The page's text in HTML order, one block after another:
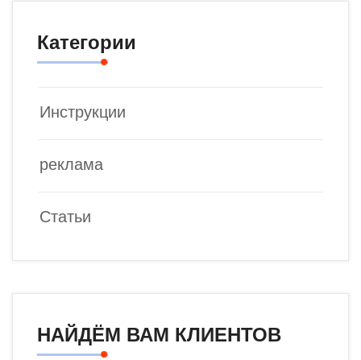
Категории
Инструкции
реклама
Статьи
НАЙДЁМ ВАМ КЛИЕНТОВ